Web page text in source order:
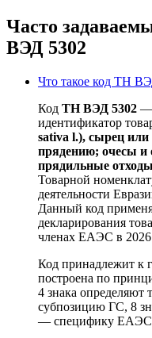
Часто
ВЭД 5302
Что такое код ТН
Код ТН ВЭД 5302 —
идентификатор
sativa l.), сырец или
прядению; очесы и
прядильные
Товарной
деятельности
Данный код
декларирования
членах ЕАЭС в 2026
Код принадлежит к
построена по
4 знака
субпозицию ГС, 8
— специфику